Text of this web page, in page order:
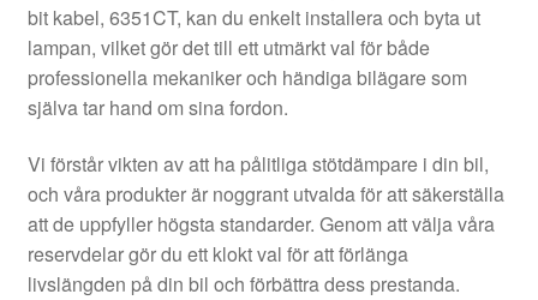
Transport
Vagn
Världsomspännande frakt
Villkor
bit kabel, 6351CT, kan du enkelt installera och byta ut
lampan, vilket gör det till ett utmärkt val för både
professionella mekaniker och händiga bilägare som
själva tar hand om sina fordon.
Vi förstår vikten av att ha pålitliga stötdämpare i din bil,
och våra produkter är noggrant utvalda för att säkerställa
att de uppfyller högsta standarder. Genom att välja våra
reservdelar gör du ett klokt val för att förlänga
livslängden på din bil och förbättra dess prestanda.